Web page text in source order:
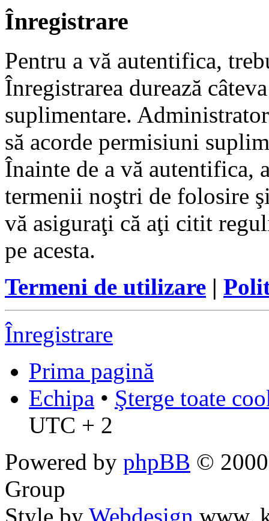
Înregistrare
Pentru a vă autentifica,
Înregistrarea durează
suplimentare.
să acorde permisiuni
Înainte de a vă autentifica,
termenii noştri de folosire
vă asiguraţi că aţi citit
pe acesta.
Termeni de utilizare |
Înregistrare
Prima pagină
Echipa • Şterge toate
UTC + 2
Powered by phpBB ©
Group
Style by Webdesign www,